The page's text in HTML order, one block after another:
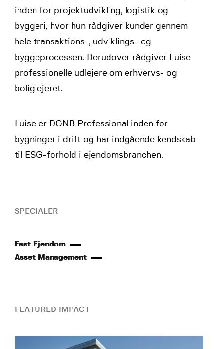
inden for projektudvikling, logistik og
byggeri, hvor hun rådgiver kunder gennem
hele transaktions-, udviklings- og
byggeprocessen. Derudover rådgiver Luise
professionelle udlejere om erhvervs- og
boliglejeret.
Luise er DGNB Professional inden for
bygninger i drift og har indgående kendskab
til ESG-forhold i ejendomsbranchen.
SPECIALER
Fast Ejendom
Asset Management
FEATURED IMPACT